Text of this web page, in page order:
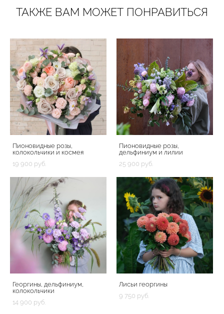
ТАКЖЕ ВАМ МОЖЕТ ПОНРАВИТЬСЯ
Пионовидные розы,
колокольчики и космея
19 900 pуб.
Пионовидные розы,
дельфиниум и лилии
25 900 pуб.
Георгины, дельфиниум,
колокольчики
14 900 pуб.
Лисьи георгины
9 750 pуб.